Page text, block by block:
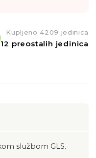
Kupljeno 4209 jedinica
12 preostalih jedinica
službom GLS.